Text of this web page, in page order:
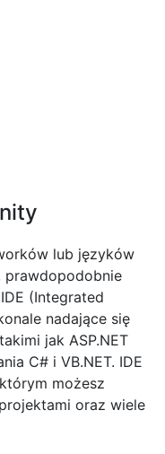
lub języków
prawdopodobnie
(Integrated
nadające się
jak ASP.NET
C# i VB.NET. IDE
możesz
oraz wiele